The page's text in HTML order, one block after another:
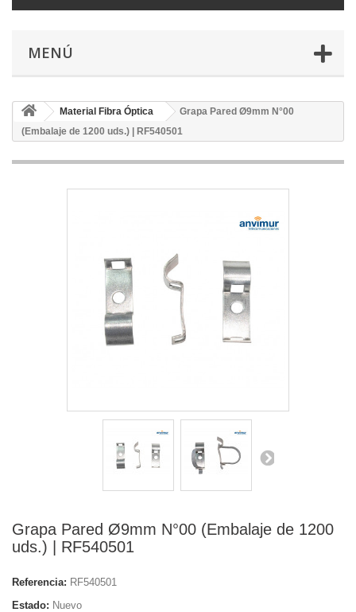
MENÚ
Material Fibra Óptica
Grapa Pared Ø9mm N°00
(Embalaje de 1200 uds.) | RF540501
Grapa Pared Ø9mm N°00 (Embalaje de 1200
uds.) | RF540501
Referencia: RF540501
Estado: Nuevo